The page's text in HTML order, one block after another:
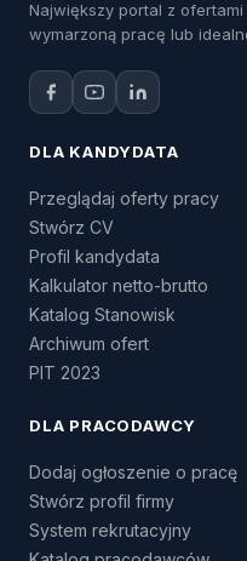
Największy portal z
wymarzoną pracę lub
DLA KANDYDATA
Przeglądaj oferty pracy
Stwórz CV
Profil kandydata
Kalkulator netto-brutto
Katalog Stanowisk
Archiwum ofert
PIT 2023
DLA PRACODAWCY
Dodaj ogłoszenie o pracę
Stwórz profil firmy
System rekrutacyjny